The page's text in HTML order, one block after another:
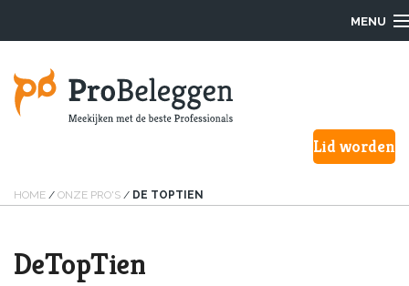
MENU
Hoe werkt het?
Lid worden
HOME / ONZE PRO'S / DE TOPTIEN
DeTopTien